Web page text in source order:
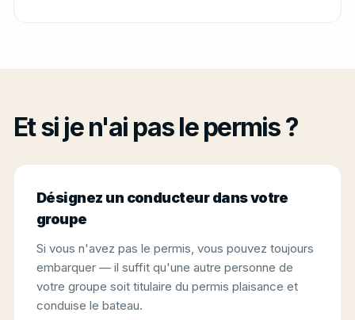
Et si je n'ai pas le permis ?
Désignez un conducteur dans votre
groupe
Si vous n'avez pas le permis, vous pouvez toujours
embarquer — il suffit qu'une autre personne de
votre groupe soit titulaire du permis plaisance et
conduise le bateau.